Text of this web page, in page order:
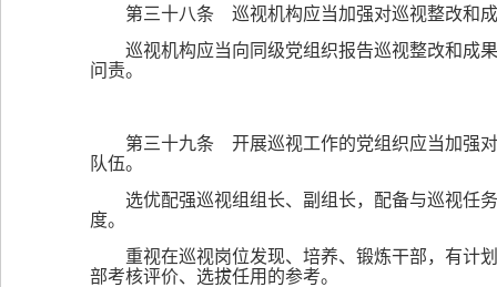
第三十八条 巡视机构应当加强对巡视整改和
巡视机构应当向同级党组织报告巡视整改和成
问责。
第三十九条 开展巡视工作的党组织应当加强
队伍。
选优配强巡视组组长、副组长，配备与巡视任
度。
重视在巡视岗位发现、培养、锻炼干部，有计
部考核评价、选拔任用的参考。